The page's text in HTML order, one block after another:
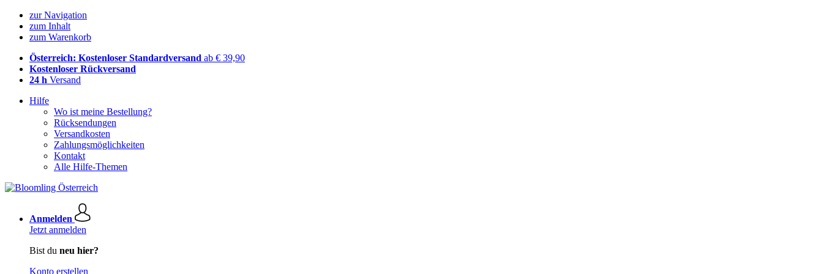
zur Navigation
zum Inhalt
zum Warenkorb
Österreich: Kostenloser Standardversand ab € 39,90
Kostenloser Rückversand
24 h Versand
Hilfe
Wo ist meine Bestellung?
Rücksendungen
Versandkosten
Zahlungsmöglichkeiten
Kontakt
Alle Hilfe-Themen
Anmelden
Jetzt anmelden
Bist du neu hier?
Konto erstellen